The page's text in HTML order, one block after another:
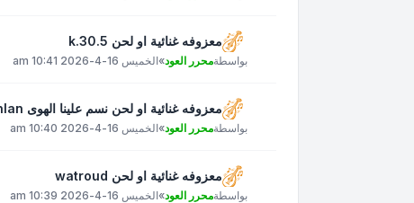
معزوفه غنائية او لحن k.30.5
بواسطةمحرر العود»الخميس 16-4-2026 10:41 am
معزوفه غنائية او لحن نسم علينا الهوى ahmed.alkahlan
بواسطةمحرر العود»الخميس 16-4-2026 10:40 am
معزوفه غنائية او لحن watroud
بواسطةمحرر العود»الخميس 16-4-2026 10:39 am